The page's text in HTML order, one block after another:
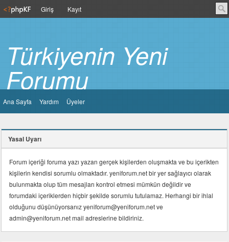
Giriş Kayıt
Türkiyenin Yeni
Forumu
Ana Sayfa Yardım Üyeler
Yasal Uyarı
Forum içeriği foruma yazı yazan gerçek kişilerden oluşmakta ve bu içerikten
kişilerin kendisi sorumlu olmaktadır. yeniforum.net bir yer sağlayıcı olarak
bulunmakta olup tüm mesajları kontrol etmesi mümkün değildir ve
forumdaki içeriklerden hiçbir şekilde sorumlu tutulamaz. Herhangi bir ihlal
olduğunu düşünüyorsanız yeniforum@yeniforum.net ve
admin@yeniforum.net mail adreslerine bildiriniz.